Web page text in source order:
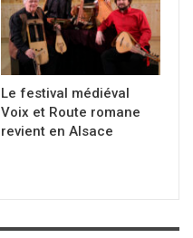
Le festival médiéval
Voix et Route romane
revient en Alsace